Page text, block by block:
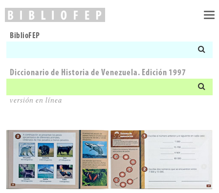
BiblioFEP
Diccionario de Historia de Venezuela. Edición 1997
versión en línea